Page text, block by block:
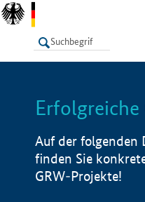
LISTE
Auf der folgenden
finden Sie
GRW-Projekte!